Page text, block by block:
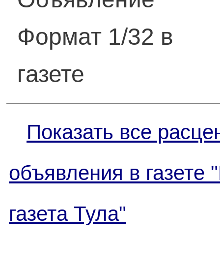
Формат 1/32 в
газете
Показать все
объявления в газете
газета Тула"